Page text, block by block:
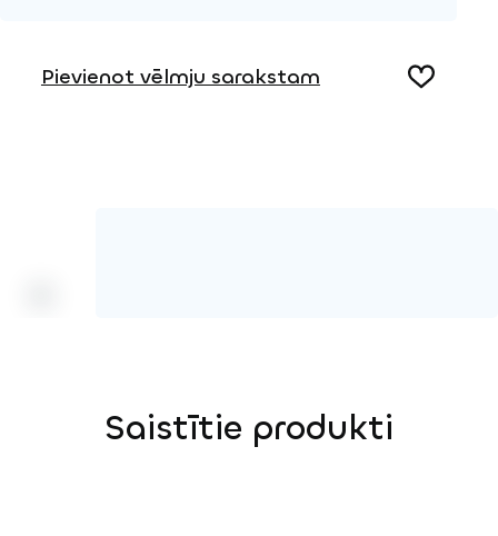
Pievienot vēlmju sarakstam
Saistītie produkti